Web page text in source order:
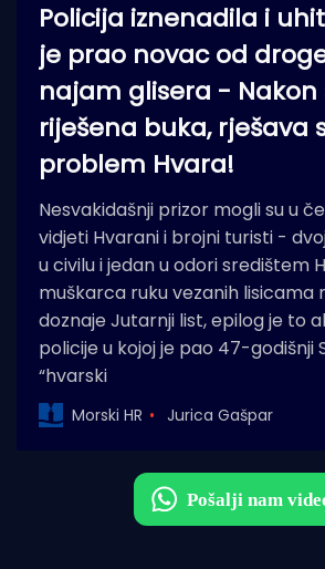
Policija iznenadila i
je prao novac od
najam glisera - Nakon
riješena buka, rješava
problem Hvara!
Nesvakidašnji prizor mogli su u
vidjeti Hvarani i brojni turisti -
u civilu i jedan u odori središtem
muškarca ruku vezanih lisicama
doznaje Jutarnji list, epilog je to
policije u kojoj je pao 47-godišnji
“hvarski
Morski HR Jurica Gašpar